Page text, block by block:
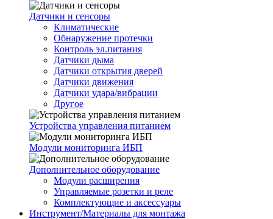
Датчики и сенсоры
Климатические
Обнаружение протечки
Контроль эл.питания
Датчики дыма
Датчики открытия дверей
Датчики движения
Датчики удара/вибрации
Другое
Устройства управления питанием
Модули мониторинга ИБП
Дополнительное оборудование
Модули расширения
Управляемые розетки и реле
Комплектующие и аксессуары
Инструмент/Материалы для монтажа